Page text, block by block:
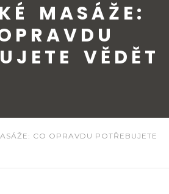
MASÁŽE:
VĚDĚT
CO OPRAVDU POTŘEBUJETE